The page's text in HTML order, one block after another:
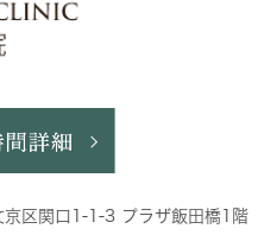
区関口1-1-3 プラザ飯田橋1階